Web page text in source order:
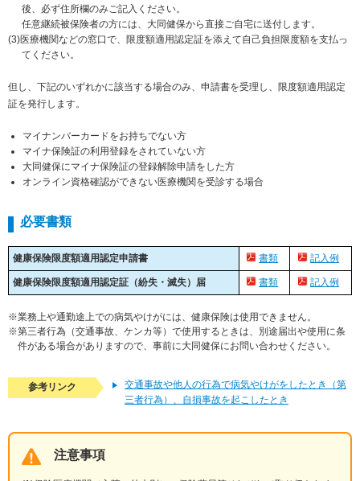
後、必ず住所欄のみご記入ください。
任意継続被保険者の方には、大同健保から直接ご自宅に送付します。
医療機関などの窓口で、限度額適用認定証を添えて自己負担限度額を支払っ
てください。
但し、下記のいずれかに該当する場合のみ、申請書を受理し、限度額適用認定
証を発行します。
マイナンバーカードをお持ちでない方
マイナ保険証の利用登録をされていない方
大同健保にマイナ保険証の登録解除申請をした方
オンライン資格確認ができない医療機関を受診する場合
必要書類
健康保険限度額適用認定申請書 書類 記入例
健康保険限度額適用認定証（紛失・滅失）届 書類 記入例
※業務上や通勤途上での病気やけがには、健康保険は使用できません。
※第三者行為（交通事故、ケンカ等）で使用するときは、別途届出や使用に条
件がある場合がありますので、事前に大同健保にお問い合わせください。
参考リンク
交通事故や他人の行為で病気やけがをしたとき（第
三者行為）、自損事故を起こしたとき
注意事項